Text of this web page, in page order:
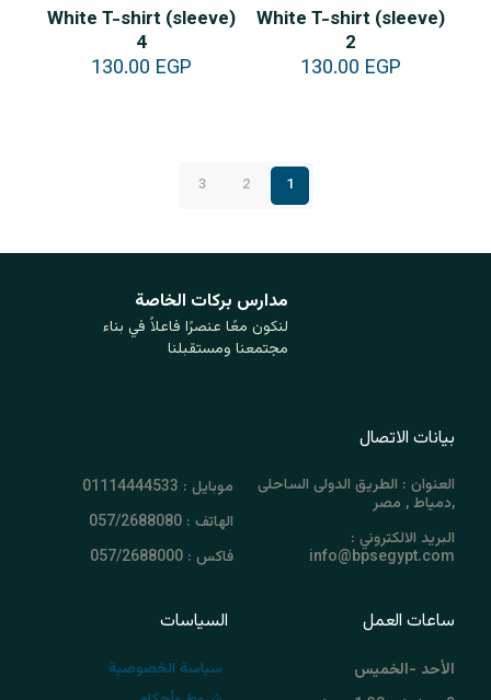
White T-shirt (sleeve)
2
130.00 EGP
White T-shirt (sleeve)
4
130.00 EGP
1
2
3
مدارس بركات ‏الخاصة
لنكون معًا عنصرًا فاعلاً في بناء
مجتمعنا ومستقبلنا
بيانات الاتصال
العنوان : الطريق الدولى الساحلى
,دمياط , مصر
البريد الالكتروني :
info@bpsegypt.com
موبايل : 01114444533
الهاتف : 057/2688080
فاكس : 057/2688000
ساعات العمل
الأحد -الخميس
السياسات
سياسة الخصوصية